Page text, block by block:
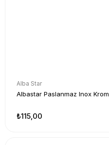
Alba Star
Albastar Paslanmaz Inox
₺115,00